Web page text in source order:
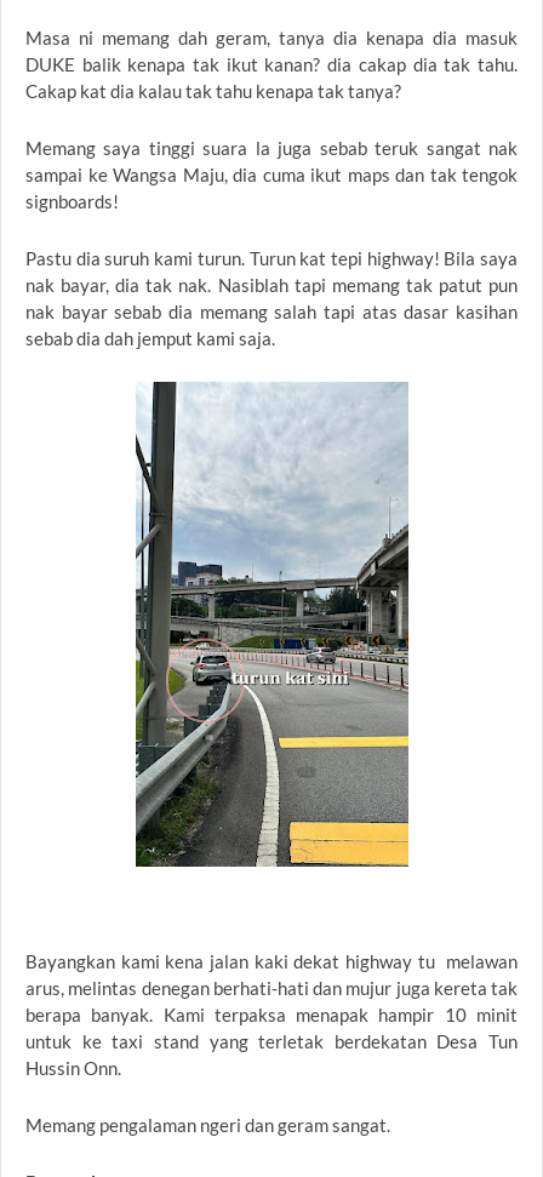
Masa ni memang dah geram, tanya dia kenapa dia masuk
DUKE balik kenapa tak ikut kanan? dia cakap dia tak tahu.
Cakap kat dia kalau tak tahu kenapa tak tanya?
Memang saya tinggi suara la juga sebab teruk sangat nak
sampai ke Wangsa Maju, dia cuma ikut maps dan tak tengok
signboards!
Pastu dia suruh kami turun. Turun kat tepi highway! Bila saya
nak bayar, dia tak nak. Nasiblah tapi memang tak patut pun
nak bayar sebab dia memang salah tapi atas dasar kasihan
sebab dia dah jemput kami saja.
Bayangkan kami kena jalan kaki dekat highway tu melawan
arus, melintas denegan berhati-hati dan mujur juga kereta tak
berapa banyak. Kami terpaksa menapak hampir 10 minit
untuk ke taxi stand yang terletak berdekatan Desa Tun
Hussin Onn.
Memang pengalaman ngeri dan geram sangat.